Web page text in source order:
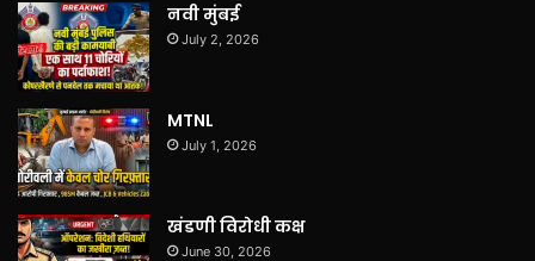
नवी मुंबई
July 2, 2026
MTNL
July 1, 2026
खंडणी विरोधी कक्ष
June 30, 2026